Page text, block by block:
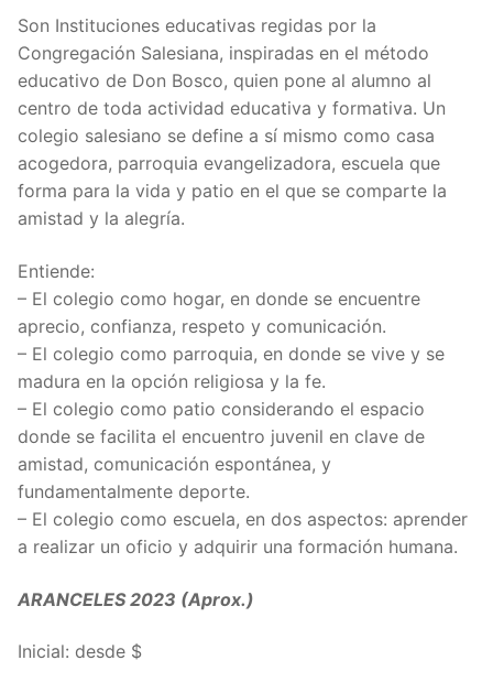
Son Instituciones educativas regidas por la
Congregación Salesiana, inspiradas en el método
educativo de Don Bosco, quien pone al alumno al
centro de toda actividad educativa y formativa. Un
colegio salesiano se define a sí mismo como casa
acogedora, parroquia evangelizadora, escuela que
forma para la vida y patio en el que se comparte la
amistad y la alegría.
Entiende:
– El colegio como hogar, en donde se encuentre
aprecio, confianza, respeto y comunicación.
– El colegio como parroquia, en donde se vive y se
madura en la opción religiosa y la fe.
– El colegio como patio considerando el espacio
donde se facilita el encuentro juvenil en clave de
amistad, comunicación espontánea, y
fundamentalmente deporte.
– El colegio como escuela, en dos aspectos: aprender
a realizar un oficio y adquirir una formación humana.
ARANCELES 2023 (Aprox.)
Inicial: desde $